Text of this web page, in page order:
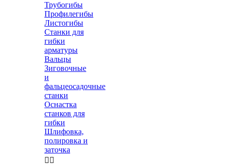
Трубогибы
Профилегибы
Листогибы
Станки для
гибки
арматуры
Вальцы
Зиговочные
и
фальцеосадочные
станки
Оснастка
станков для
гибки
Шлифовка,
полировка и
заточка
 